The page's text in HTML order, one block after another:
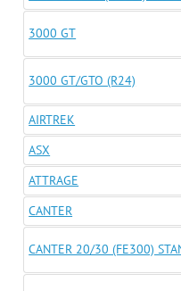
3000 GT
3000 GT/GTO (R24)
AIRTREK
ASX
ATTRAGE
CANTER
CANTER 20/30 (FE300)